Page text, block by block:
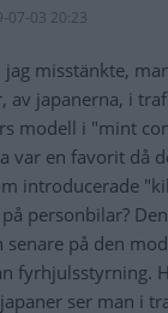
07-03 20:23
jag misstänkte,
av japanerna, i
modell i "mint
var en favorit då
introducerade
personbilar?
på den
fyrhjulsstyrning.
ser man i